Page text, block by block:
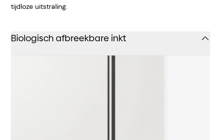
tijdloze uitstraling.
Biologisch afbreekbare inkt